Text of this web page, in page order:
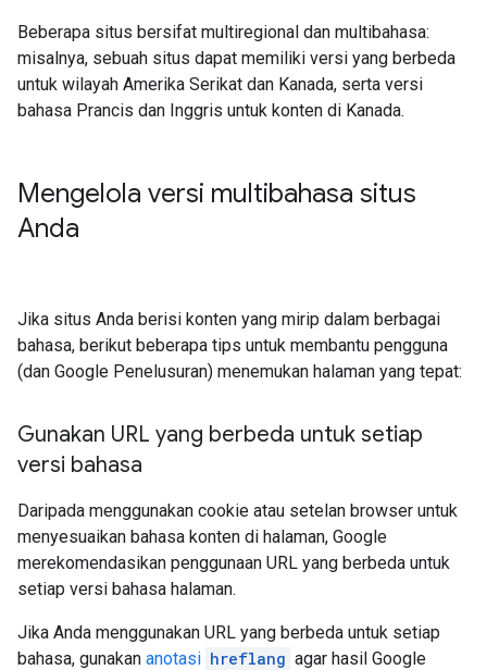
Beberapa situs bersifat multiregional dan multibahasa:
misalnya, sebuah situs dapat memiliki versi yang berbeda
untuk wilayah Amerika Serikat dan Kanada, serta versi
bahasa Prancis dan Inggris untuk konten di Kanada.
Mengelola versi multibahasa situs
Anda
Jika situs Anda berisi konten yang mirip dalam berbagai
bahasa, berikut beberapa tips untuk membantu pengguna
(dan Google Penelusuran) menemukan halaman yang tepat:
Gunakan URL yang berbeda untuk setiap
versi bahasa
Daripada menggunakan cookie atau setelan browser untuk
menyesuaikan bahasa konten di halaman, Google
merekomendasikan penggunaan URL yang berbeda untuk
setiap versi bahasa halaman.
Jika Anda menggunakan URL yang berbeda untuk setiap
bahasa, gunakan anotasi hreflang agar hasil Google